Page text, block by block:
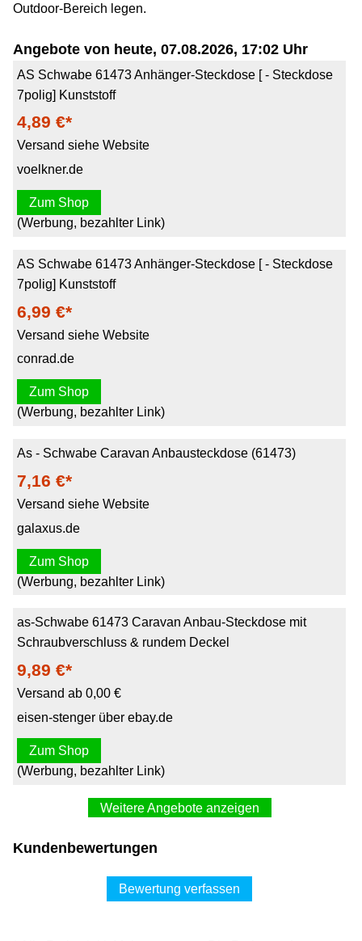
Outdoor-Bereich legen.
Angebote von heute, 07.08.2026, 17:02 Uhr
AS Schwabe 61473 Anhänger-Steckdose [ - Steckdose
7polig] Kunststoff
4,89 €*
Versand siehe Website
voelkner.de
Zum Shop
(Werbung, bezahlter Link)
AS Schwabe 61473 Anhänger-Steckdose [ - Steckdose
7polig] Kunststoff
6,99 €*
Versand siehe Website
conrad.de
Zum Shop
(Werbung, bezahlter Link)
As - Schwabe Caravan Anbausteckdose (61473)
7,16 €*
Versand siehe Website
galaxus.de
Zum Shop
(Werbung, bezahlter Link)
as-Schwabe 61473 Caravan Anbau-Steckdose mit
Schraubverschluss & rundem Deckel
9,89 €*
Versand ab 0,00 €
eisen-stenger über ebay.de
Zum Shop
(Werbung, bezahlter Link)
Weitere Angebote anzeigen
Adapterkabel in 7-polig bzw. 13-polig
9,90 €*
Versand ab 0,00 €
Kundenbewertungen
Bewertung verfassen